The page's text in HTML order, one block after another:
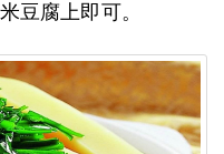
豆腐上即可。